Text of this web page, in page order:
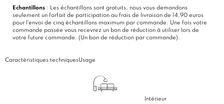
Echantillons : Les échantillons sont gratuits, nous vous demandons
seulement un forfait de participation au frais de livraison de 14,90 euros
pour l'envoi de cinq échantillons maximum par commande. Une fois votre
commande passée vous recevrez un bon de réduction à utiliser lors de
votre future commande. (Un bon de réduction par commande).
Caractéristiques techniquesUsage
Intérieur